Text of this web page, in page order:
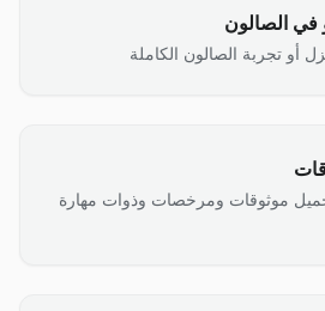
في الصالون
أو تجربة الصالون الكاملة
موثوقات ومرخصات وذوات مهارة